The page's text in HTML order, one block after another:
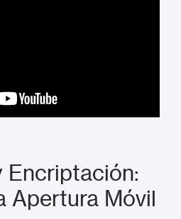
Encriptación:
Apertura Móvil